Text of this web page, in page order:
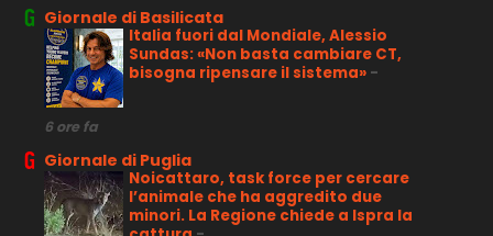
Giornale di Basilicata
Italia fuori dal Mondiale, Alessio
Sundas: «Non basta cambiare CT,
bisogna ripensare il sistema» -
6 ore fa
Giornale di Puglia
Noicattaro, task force per cercare
l’animale che ha aggredito due
minori. La Regione chiede a Ispra la